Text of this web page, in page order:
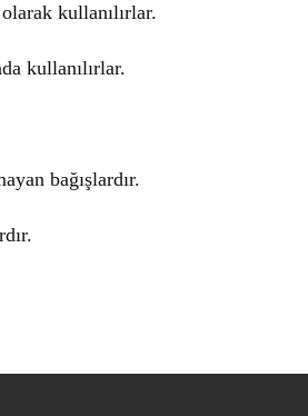
kullanılırlar.
kullanılırlar.
bağışlardır.